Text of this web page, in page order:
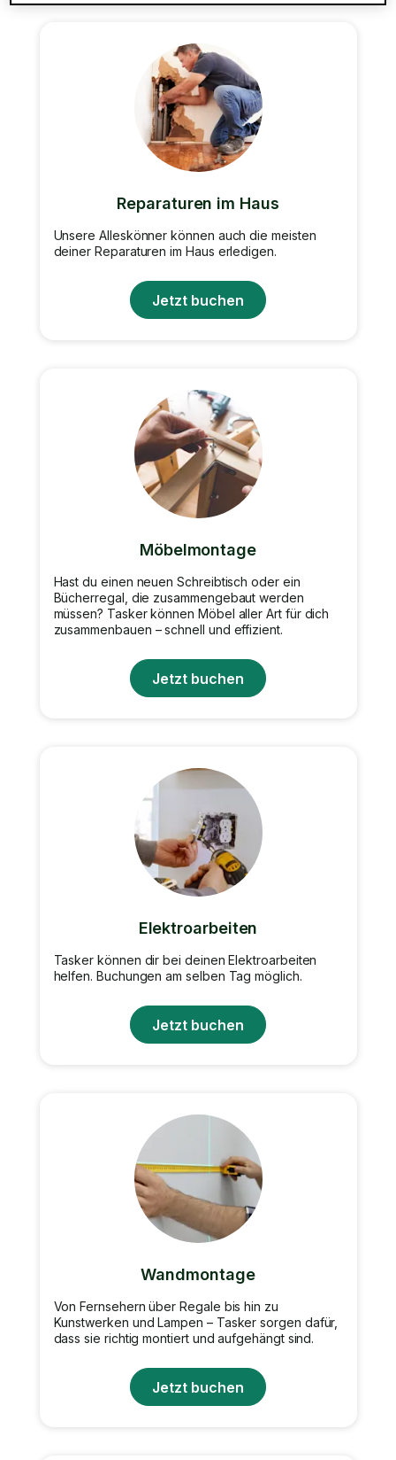
Reparaturen im Haus
Unsere Alleskönner können auch die meisten
deiner Reparaturen im Haus erledigen.
Jetzt buchen
Möbelmontage
Hast du einen neuen Schreibtisch oder ein
Bücherregal, die zusammengebaut werden
müssen? Tasker können Möbel aller Art für dich
zusammenbauen – schnell und effizient.
Jetzt buchen
Elektroarbeiten
Tasker können dir bei deinen Elektroarbeiten
helfen. Buchungen am selben Tag möglich.
Jetzt buchen
Wandmontage
Von Fernsehern über Regale bis hin zu
Kunstwerken und Lampen – Tasker sorgen dafür,
dass sie richtig montiert und aufgehängt sind.
Jetzt buchen